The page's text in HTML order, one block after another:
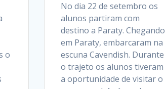
o
No dia 22 de setembro os
alunos partiram com
destino a Paraty. Chegando
em Paraty, embarcaram na
escuna Cavendish. Durante
o trajeto os alunos tiveram
a oportunidade de visitar o